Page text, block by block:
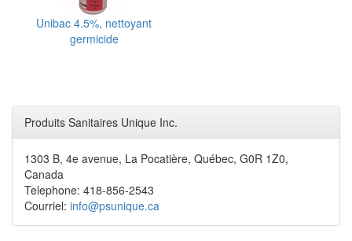
Unibac 4.5%, nettoyant
germicide
Produits Sanitaires Unique Inc.
1303 B, 4e avenue, La Pocatière, Québec, G0R 1Z0,
Canada
Telephone: 418-856-2543
Courriel: info@psunique.ca